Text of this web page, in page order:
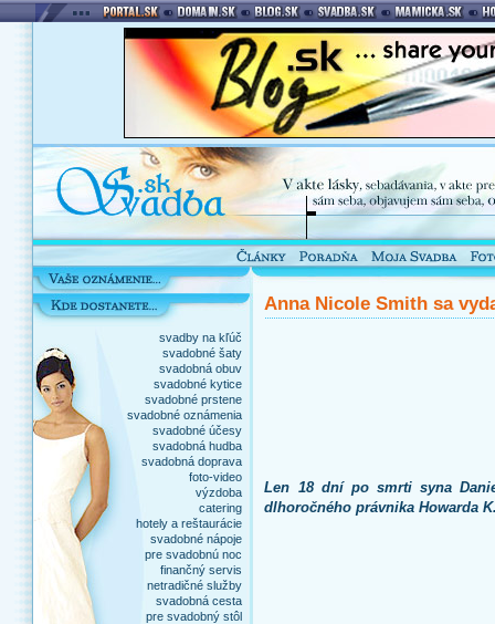
svadby na kľúč
svadobné šaty
svadobná obuv
svadobné kytice
svadobné prstene
svadobné oznámenia
svadobné účesy
svadobná hudba
svadobná doprava
foto-video
výzdoba
catering
hotely a reštaurácie
svadobné nápoje
pre svadobnú noc
finančný servis
netradičné služby
svadobná cesta
pre svadobný stôl
Anna Nicole Smith sa
Len 18 dní po smrti syna
dlhoročného právnika Howarda